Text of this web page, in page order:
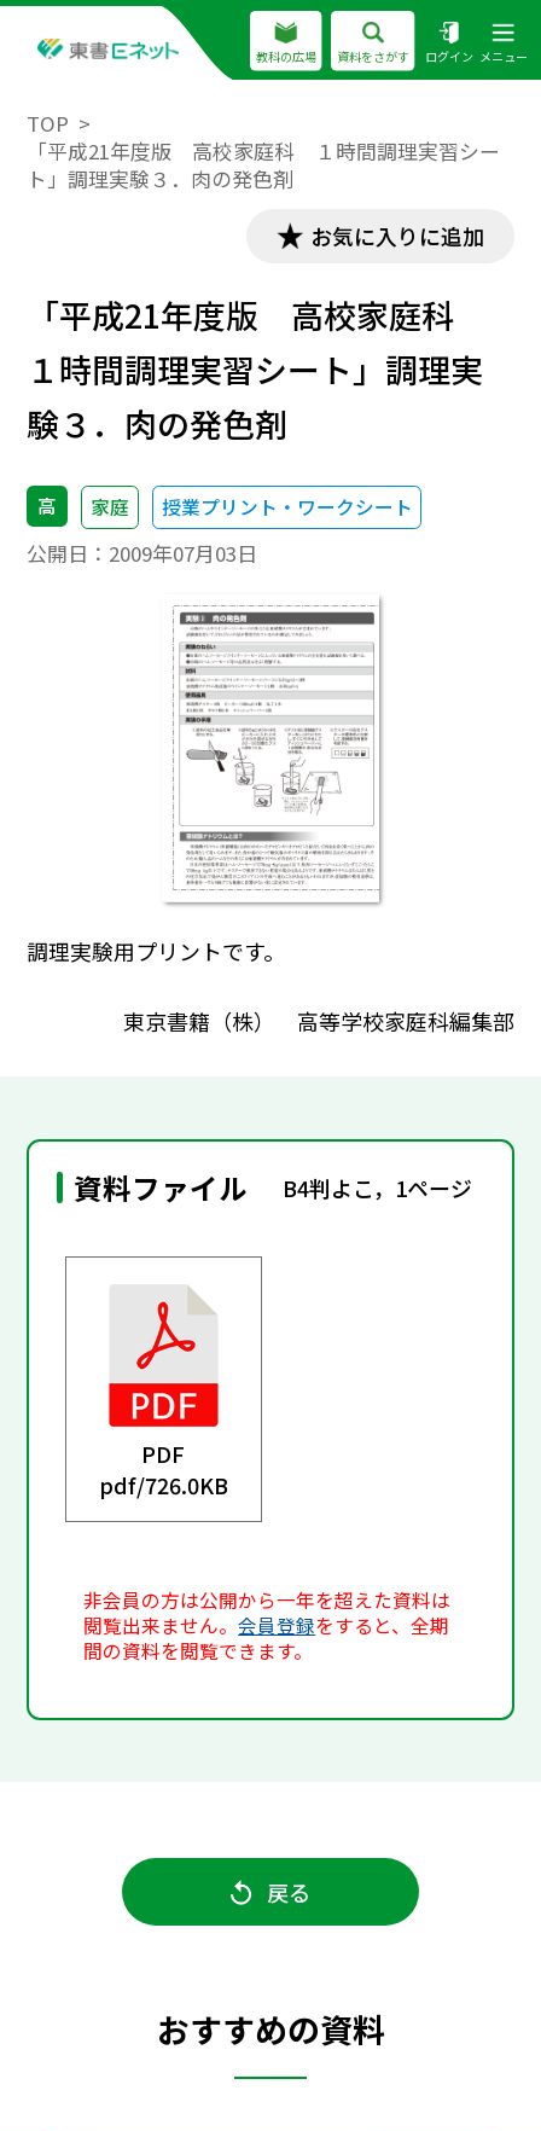
教科の広場 資料をさがす ログイン メニュー
TOP
「平成21年度版 高校家庭科 １時間調理実習シー
ト」調理実験３．肉の発色剤
お気に入りに追加
「平成21年度版 高校家庭科
１時間調理実習シート」調理実
験３．肉の発色剤
高 家庭 授業プリント・ワークシート
公開日： 2009年07月03日
調理実験用プリントです。
東京書籍（株） 高等学校家庭科編集部
資料ファイル B4判よこ，1ページ
PDF
pdf/726.0KB
非会員の方は公開から一年を超えた資料は
閲覧出来ません。会員登録をすると、全期
間の資料を閲覧できます。
戻る
おすすめの資料